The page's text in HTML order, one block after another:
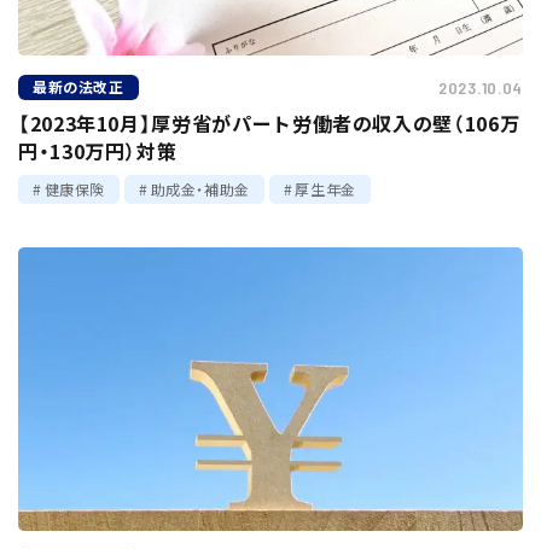
最新の法改正 2023.10.04
【2023年10月】厚労省がパート労働者の収入の壁（106万
円・130万円）対策
健康保険 助成金・補助金 厚生年金